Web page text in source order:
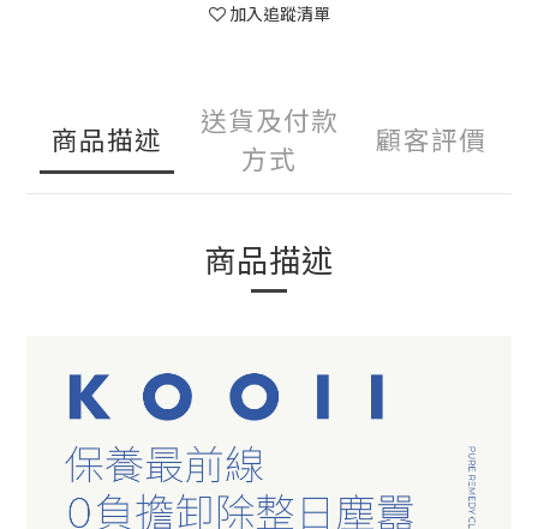
加入追蹤清單
商品描述
送貨及付款
方式
顧客評價
商品描述